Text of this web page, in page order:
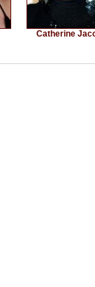
Catherine